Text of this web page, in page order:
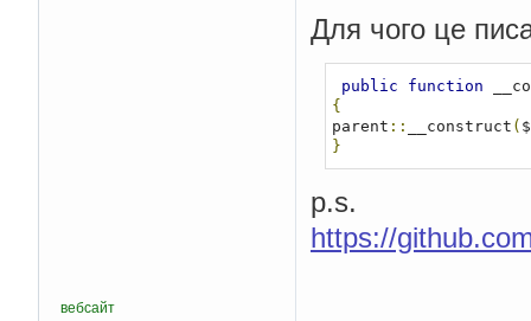
Для чого це
public function
{
parent :: __construct (
}
p.s.
https://
вебсайт